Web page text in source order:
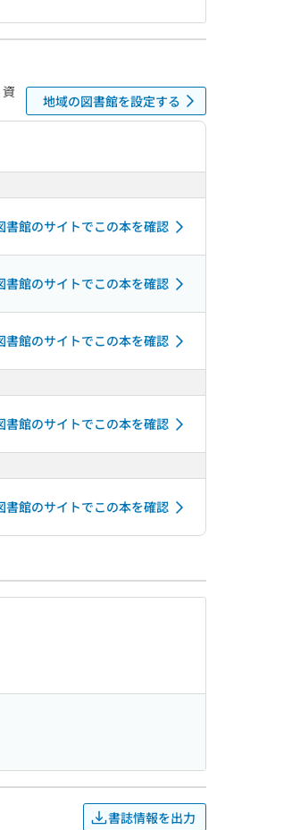
地域の図書館を設定する
書館のサイトでこの本を確認
書館のサイトでこの本を確認
書館のサイトでこの本を確認
書館のサイトでこの本を確認
書館のサイトでこの本を確認
書誌情報を出力